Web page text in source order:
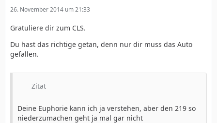
26. November 2014 um 21:33
Gratuliere dir zum CLS.
Du hast das richtige getan, denn nur dir muss das Auto
gefallen.
Zitat
Deine Euphorie kann ich ja verstehen, aber den 219 so
niederzumachen geht ja mal gar nicht